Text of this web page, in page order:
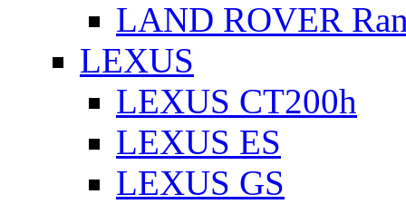
LAND ROVER
LEXUS
LEXUS CT200h
LEXUS ES
LEXUS GS